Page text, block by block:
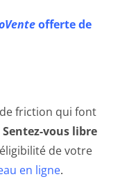
offerte de
friction qui font
Sentez-vous libre
de votre
en ligne.